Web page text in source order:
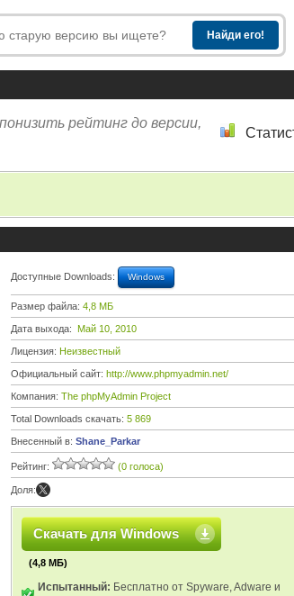
понизить рейтинг до версии,
Доступные Downloads: Windows
Размер файла: 4,8 МБ
Дата выхода: Май 10, 2010
Лицензия: Неизвестный
Официальный сайт: http://www.phpmyadmin.net/
Компания: The phpMyAdmin Project
Total Downloads скачать: 5 869
Внесенный в: Shane_Parkar
Рейтинг: (0 голоса)
Доля:
Скачать для Windows
(4,8 МБ)
Испытанный: Бесплатно от Spyware, Adware и